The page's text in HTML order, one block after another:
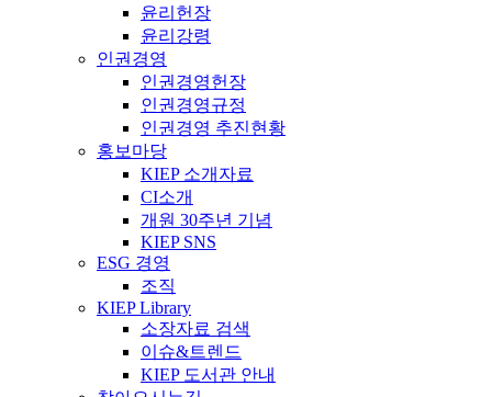
윤리헌장
윤리강령
인권경영
인권경영헌장
인권경영규정
인권경영 추진현황
홍보마당
KIEP 소개자료
CI소개
개원 30주년 기념
KIEP SNS
ESG 경영
조직
KIEP Library
소장자료 검색
이슈&트렌드
KIEP 도서관 안내